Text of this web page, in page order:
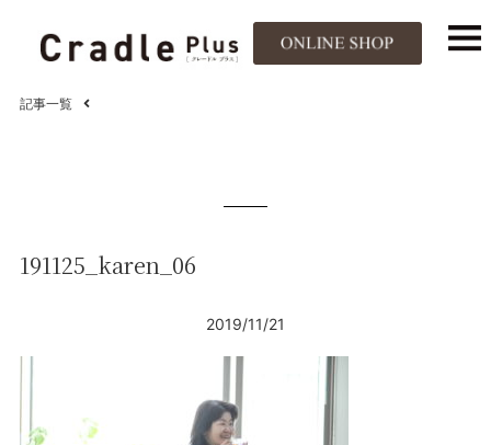
記事一覧
191125_karen_06
2019/11/21